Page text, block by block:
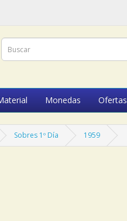
Monedas Ofertas
Sobres 1º Día 1959